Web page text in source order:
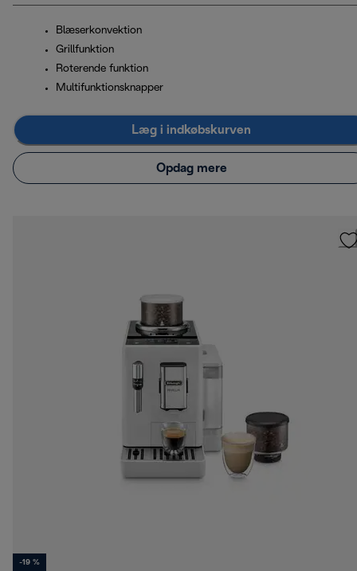
Blæserkonvektion
Grillfunktion
Roterende funktion
Multifunktionsknapper
Læg i indkøbskurven
Opdag mere
-19 %